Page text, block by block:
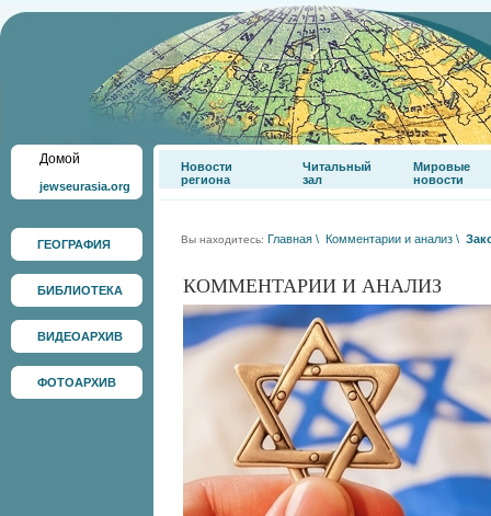
Домой
jewseurasia.org
ГЕОГРАФИЯ
БИБЛИОТЕКА
ВИДЕОАРХИВ
ФОТОАРХИВ
Новости
региона
Читальный
зал
Мировые
новости
Вы находитесь: Главная \ Комментарии и анализ \
КОММЕНТАРИИ И АНАЛИЗ